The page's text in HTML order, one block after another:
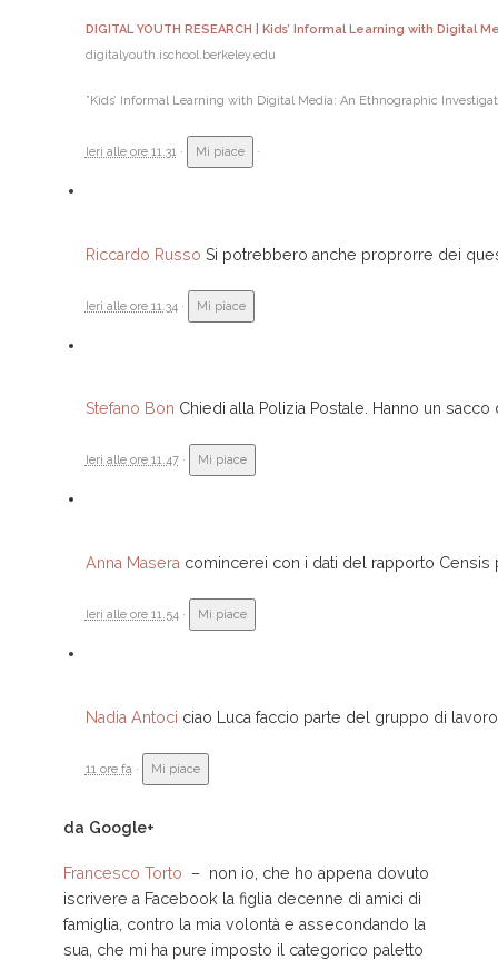
DIGITAL YOUTH RESEARCH | Kids’ Informal Learning with Digital
digitalyouth.ischool.berkeley.edu
‎”Kids’ Informal Learning with Digital Media: An Ethnographic
Ieri alle ore 11.31 · Mi piace ·
Riccardo Russo Si potrebbero anche proprorre dei
Ieri alle ore 11.34 · Mi piace
Stefano Bon Chiedi alla Polizia Postale. Hanno un
Ieri alle ore 11.47 · Mi piace
Anna Masera comincerei con i dati del rapporto Censis
Ieri alle ore 11.54 · Mi piace
Nadia Antoci ciao Luca faccio parte del gruppo di
11 ore fa · Mi piace
da Google+
Francesco Torto – non io, che ho appena dovuto
iscrivere a Facebook la figlia decenne di amici di
famiglia, contro la mia volontà e assecondando la
sua, che mi ha pure imposto il categorico paletto